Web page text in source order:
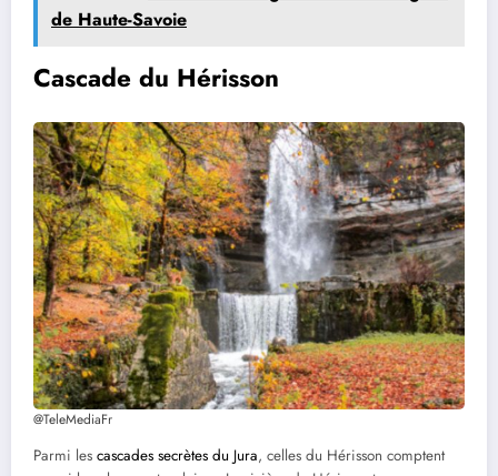
de Haute-Savoie
Cascade du Hérisson
@TeleMediaFr
Parmi les cascades secrètes du Jura, celles du Hérisson comptent